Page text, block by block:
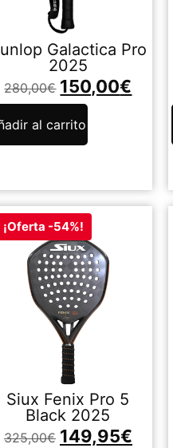
Galactica Pro
2025
280,00€ 150,00€
al carrito
¡Oferta -54%!
Siux Fenix Pro 5
Black 2025
325,00€ 149,95€